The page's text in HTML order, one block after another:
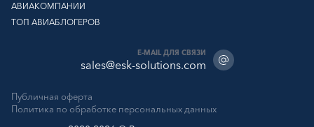
Публичная оферта
Политика по обработке персональных данных
АВИАКОМПАНИИ
ТОП АВИАБЛОГЕРОВ
E-MAIL ДЛЯ СВЯЗИ
sales@esk-solutions.com